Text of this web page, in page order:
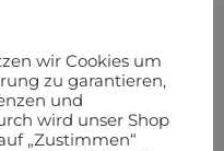
wir Cookies um
zu garantieren,
und
wird unser Shop
„Zustimmen“